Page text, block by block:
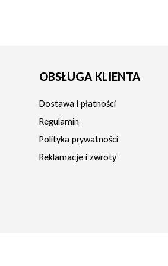
z podwójną nitką.
i komfortowy sen.
OBSŁUGA KLIENTA
Dostawa i płatności
Regulamin
Polityka prywatności
Reklamacje i zwroty